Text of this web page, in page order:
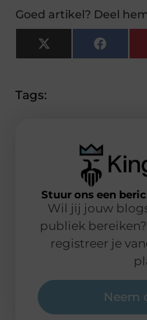
Goed artikel? Deel
X
(Twitter)
Tags:
Stuur ons een
Wil jij jouw
publiek
registreer je
Neem